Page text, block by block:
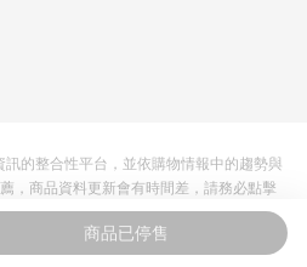
商品已停售
的整合性平台，並依購物情報中的趨勢與
，商品資料更新會有時間差，請務必點擊
與購物條件，一切資訊以合作廠商網頁為